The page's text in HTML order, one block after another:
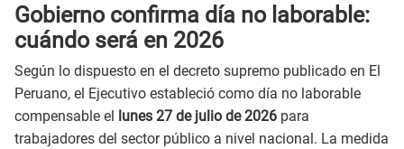
Gobierno confirma día no laborable:
cuándo será en 2026
Según lo dispuesto en el decreto supremo publicado en El
Peruano, el Ejecutivo estableció como día no laborable
compensable el
lunes 27 de julio de 2026 para
trabajadores del sector público a nivel nacional. La medida